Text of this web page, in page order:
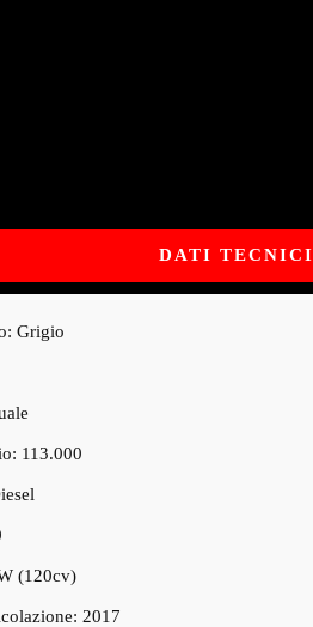
DATI TECNICI
Grigio
113.000
(120cv)
2017